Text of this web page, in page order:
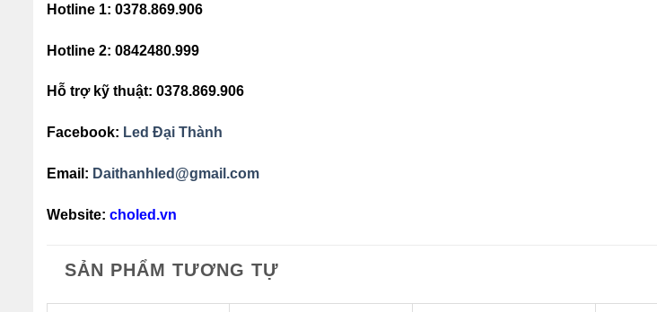
Hotline 1: 0378.869.906
Hotline 2: 0842480.999
Hỗ trợ kỹ thuật: 0378.869.906
Facebook: Led Đại Thành
Email: Daithanhled@gmail.com
Website: choled.vn
SẢN PHẨM TƯƠNG TỰ